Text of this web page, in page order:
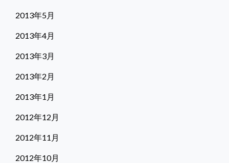
2013年5月
2013年4月
2013年3月
2013年2月
2013年1月
2012年12月
2012年11月
2012年10月